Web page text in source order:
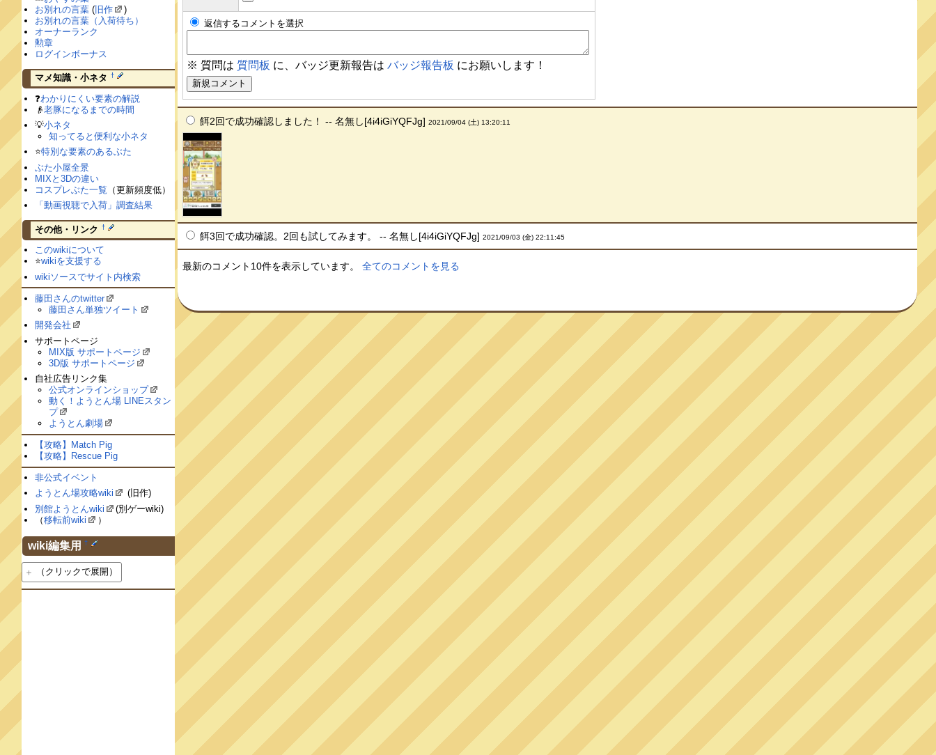
返信するコメントを選択
※ 質問は 質問板 に、バッジ更新報告はバッジ報告板 にお願いします！
餌2回で成功確認しました！ -- 名無し[4i4iGiYQFJg]2021/09/04 (土) 13:20:11
餌3回で成功確認。2回も試してみます。 -- 名無し[4i4iGiYQFJg]2021/09/03 (金) 22:11:45
最新のコメント10件を表示しています。全てのコメントを見る
お別れの言葉 (旧作
)
お別れの言葉（入荷待ち）
オーナーランク
勲章
ログインボーナス
マメ知識・小ネタ †
❓わかりにくい要素の解説
👴老豚になるまでの時間
💡小ネタ
知ってると便利な小ネタ
⭐️特別な要素のあるぶた
ぶた小屋全景
MIXと3Dの違い
コスプレぶた一覧 （更新頻度低）
「動画視聴で入荷」調査結果
その他・リンク †
このwikiについて
⭐️wikiを支援する
wikiソースでサイト内検索
藤田さんのtwitter
藤田さん単独ツイート
開発会社
サポートページ
MIX版 サポートページ
3D版 サポートページ
自社広告リンク集
公式オンラインショップ
動く！ようとん場 LINEスタン
プ
ようとん劇場
【攻略】Match Pig
【攻略】Rescue Pig
非公式イベント
ようとん場攻略wiki
(旧作)
別館ようとんwiki
(別ゲーwiki)
（移転前wiki ）
wiki編集用 †
（クリックで展開）